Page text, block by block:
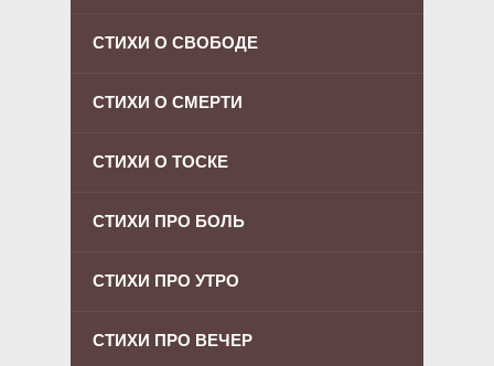
СТИХИ О СВОБОДЕ
СТИХИ О СМЕРТИ
СТИХИ О ТОСКЕ
СТИХИ ПРО БОЛЬ
СТИХИ ПРО УТРО
СТИХИ ПРО ВЕЧЕР